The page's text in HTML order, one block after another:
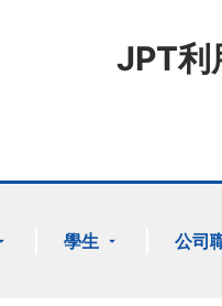
JPT利
學生 公司